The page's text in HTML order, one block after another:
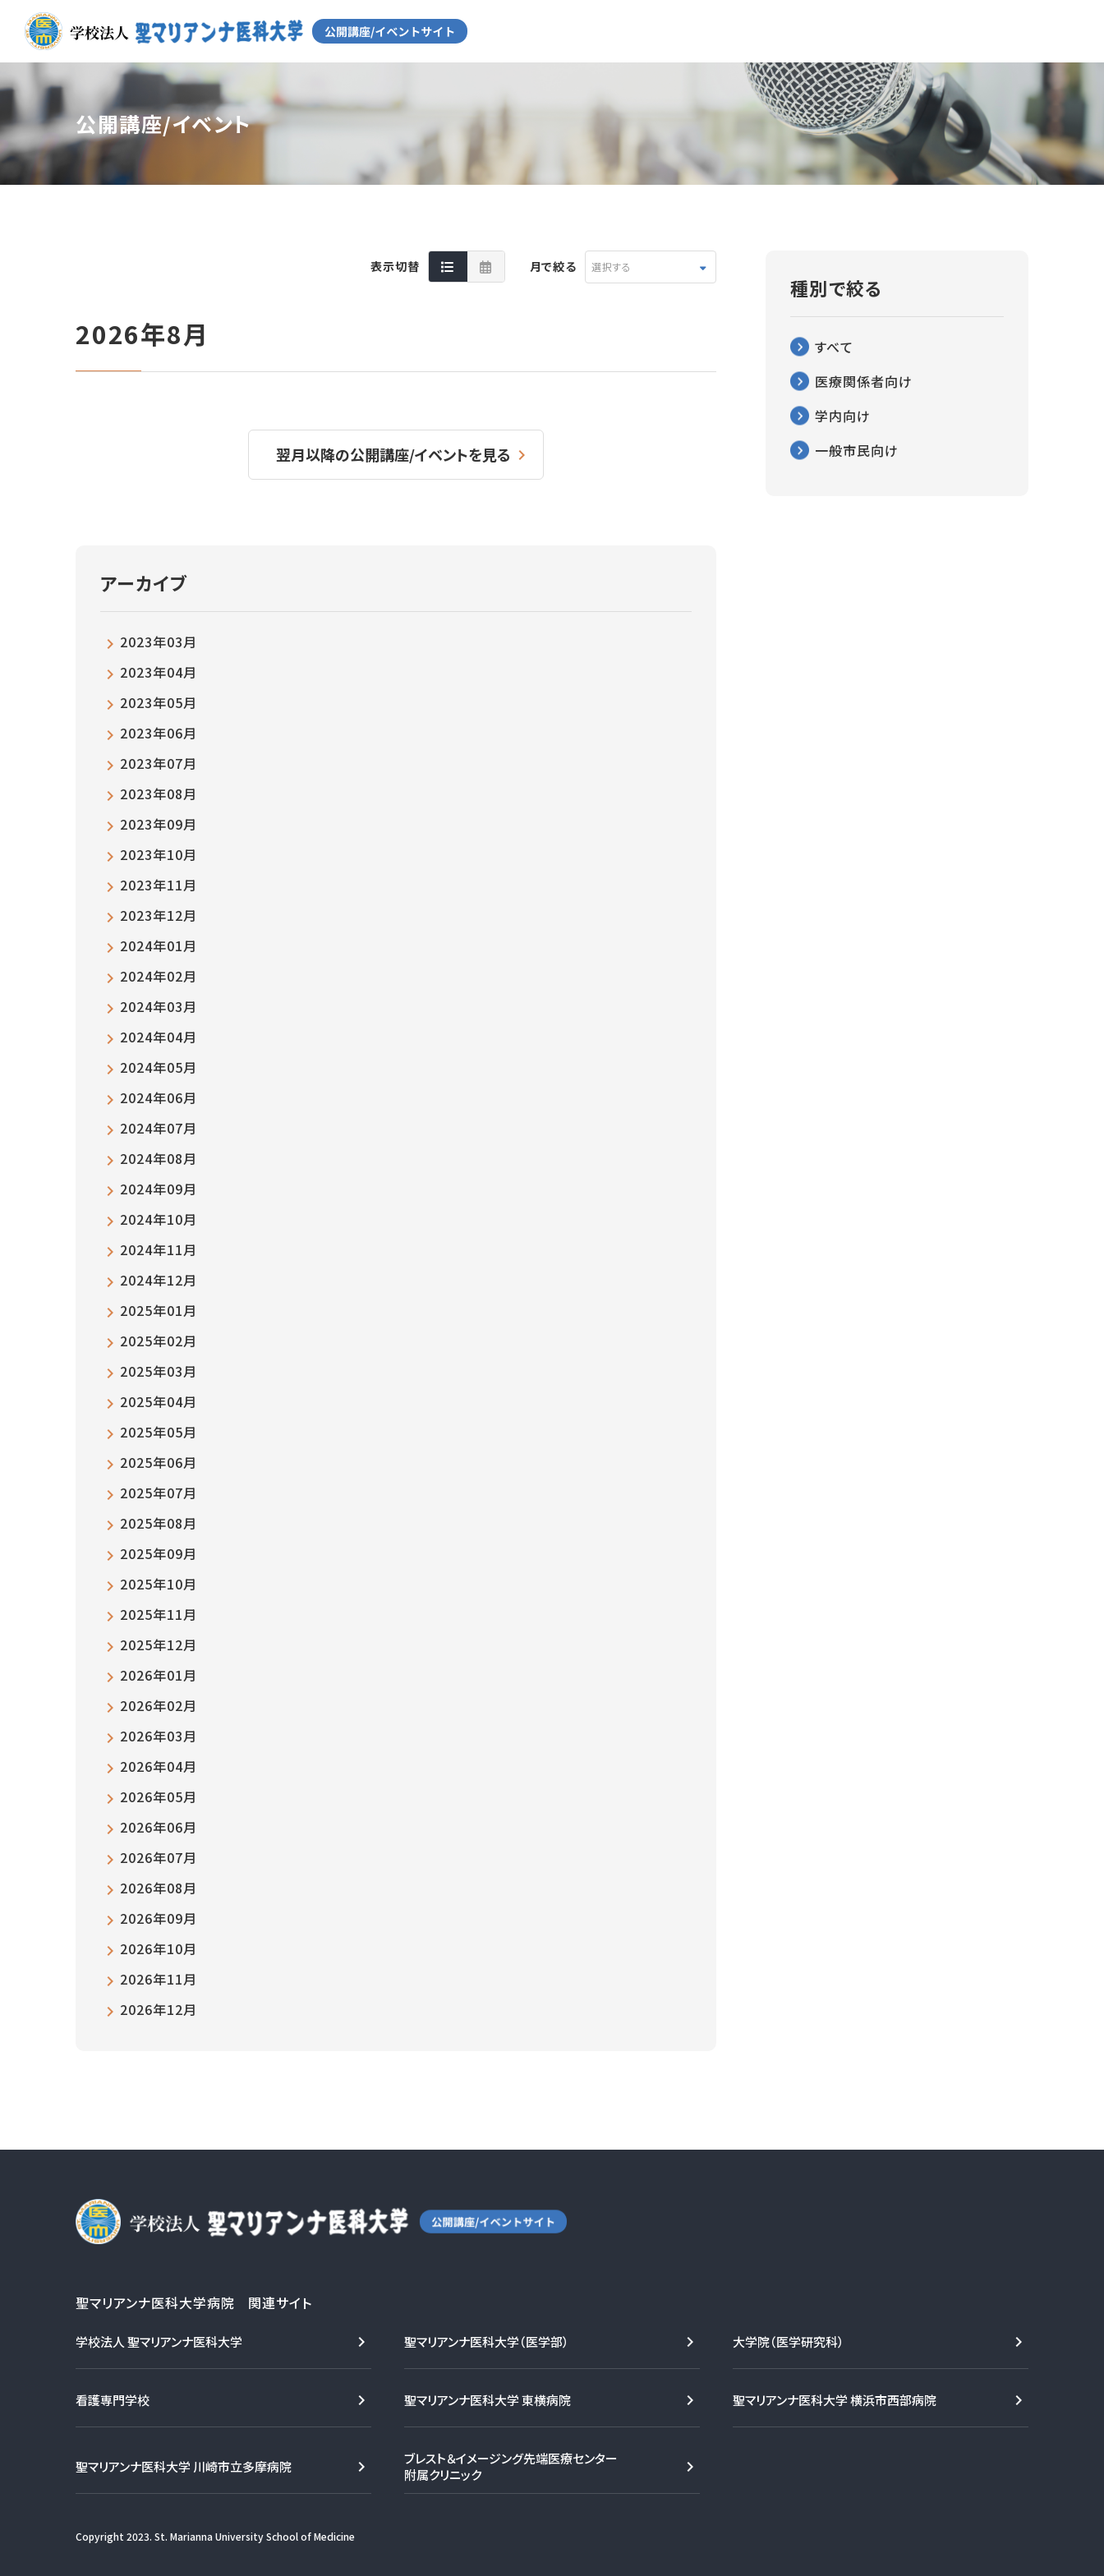
公開講座/イベント
表示切替 月で絞る 選択する
2026年8月
翌月以降の公開講座/イベントを見る
アーカイブ
2023年03月
2023年04月
2023年05月
2023年06月
2023年07月
2023年08月
2023年09月
2023年10月
2023年11月
2023年12月
2024年01月
2024年02月
2024年03月
2024年04月
2024年05月
2024年06月
2024年07月
2024年08月
2024年09月
2024年10月
2024年11月
2024年12月
2025年01月
2025年02月
2025年03月
2025年04月
2025年05月
2025年06月
2025年07月
2025年08月
2025年09月
2025年10月
2025年11月
2025年12月
2026年01月
2026年02月
2026年03月
2026年04月
2026年05月
2026年06月
2026年07月
2026年08月
2026年09月
2026年10月
2026年11月
2026年12月
種別で絞る
すべて
医療関係者向け
学内向け
一般市民向け
聖マリアンナ医科大学病院 関連サイト
学校法人 聖マリアンナ医科大学 聖マリアンナ医科大学（医学部） 大学院（医学研究科）
看護専門学校 聖マリアンナ医科大学 東横病院 聖マリアンナ医科大学 横浜市西部病院
聖マリアンナ医科大学 川崎市立多摩病院
ブレスト＆イメージング先端医療センター
附属クリニック
Copyright 2023. St. Marianna University School of Medicine